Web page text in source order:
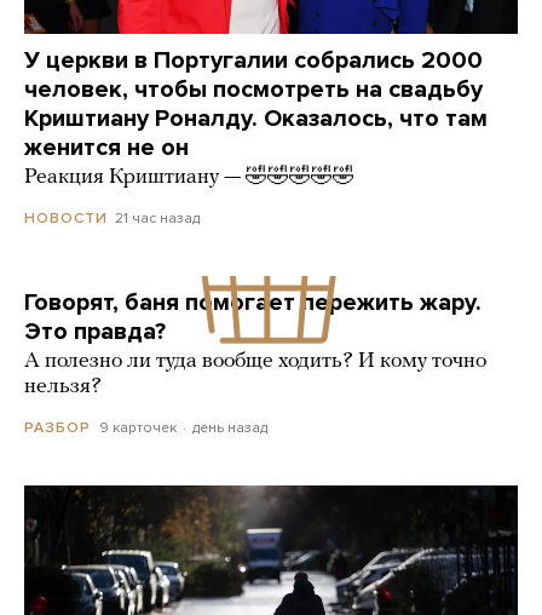
У церкви в Португалии собрались 2000
человек, чтобы посмотреть на свадьбу
Криштиану Роналду. Оказалось, что там
женится не он
Реакция Криштиану — 🤣🤣🤣🤣🤣
НОВОСТИ 21 час назад
Говорят, баня помогает пережить жару.
Это правда?
А полезно ли туда вообще ходить? И кому точно
нельзя?
РАЗБОР 9 карточек день назад